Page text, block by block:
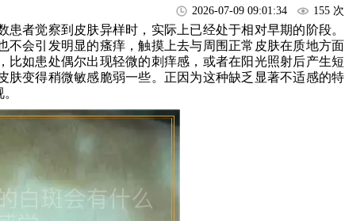
2026-07-09 09:01:34 155 次
者觉察到皮肤异样时，实际上已经处于相对早期的阶段。
会引发明显的瘙痒，触摸上去与周围正常皮肤在质地方面
比如患处偶尔出现轻微的刺痒感，或者在阳光照射后产生短
变得稍微敏感脆弱一些。正因为这种缺乏显著不适感的特